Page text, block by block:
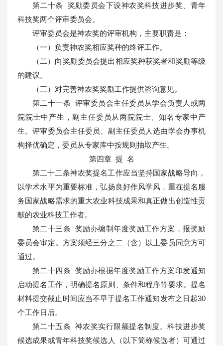
第二十条 奖励委员会下设神农奖科技进步奖、青年
科技奖两个评审委员会。
评审委员会是神农奖的评审机构，主要职责是：
（一）负责神农奖相应奖种的终评工作。
（二）向奖励委员会提出相应奖种获奖者和奖励等级
的建议。
（三）对完善神农奖奖励工作提供咨询意见。
第二十一条 评审委员会主任委员从学会负责人或两
院院士中产生，副主任委员从两院院士、知名专家中产
生。评审委员会主任委员、副主任委员人选由学会办事机
构择优确定，委员从专家库中按规则抽取产生。
第四章 提 名
第二十二条神农奖提名工作应当坚持国家战略导向，
以学术水平为重要标准，弘扬良好作风学风，重在提名服
务国家战略需求的重大农业科技成果和真正做出创造性贡
献的农业科技工作者。
第二十三条 奖励办编制年度奖励工作方案，报奖励
委员会审定。方案须经三分之二（含）以上委员同意方可
通过。
第二十四条 奖励办根据年度奖励工作方案印发通知
启动提名工作，明确提名原则、条件和程序等要求。提名
材料提交截止时间应当不早于提名工作通知发布之日起30
个工作日后。
第二十五条 神农奖实行限额提名制度。科技进步奖
候选成果或青年科技奖候选人（以下简称候选者）可通过